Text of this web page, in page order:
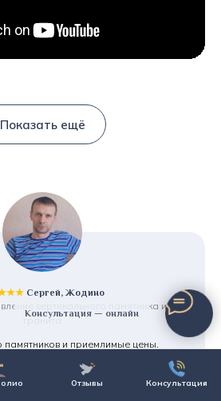
Отзывы Консультация
Консультация — онлайн
Показать ещё
Сергей, Жодино
вертикального памятника из
гранита
и приемлимые цены.
что очень порадовало.
- хранение памятника бесплатно,
только в августе. Смело